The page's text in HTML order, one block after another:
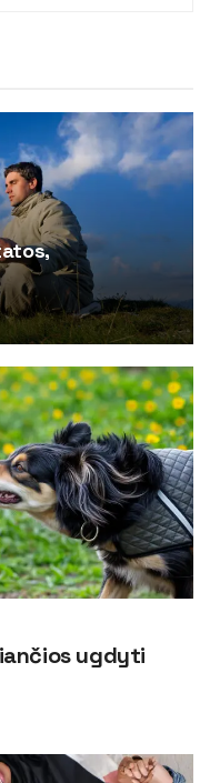
ugdyti